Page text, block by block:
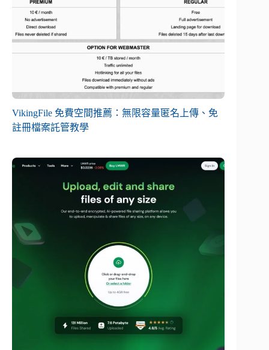
VikingFile 免費空間推薦：無限容量匿名上傳、免
註冊檔案託管教學